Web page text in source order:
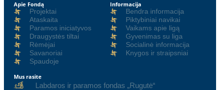
Apie Fondą
Projektai
Ataskaita
Paramos iniciatyvos
Draugystės tiltai
Rėmėjai
Savanoriai
Spaudoje
Informacija
Bendra informacija
Piktybiniai navikai
Vaikams apie ligą
Gyvenimas su liga
Socialinė informacija
Knygos ir straipsniai
Mus rasite
Labdaros ir paramos fondas „Rugutė“